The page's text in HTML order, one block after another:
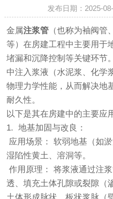
发布日期：2025-
金属注浆管 （也称为袖阀
等）在房建工程中主要用于
堵漏和沉降控制等关键环节
中注入浆液（水泥浆、化学
物理力学性能，从而解决地
耐久性。
以下是其在房建中的主要应
1. 地基加固与改良：
应用场景： 软弱地基（如
湿陷性黄土、溶洞等。
作用原理： 将浆液通过注
透、填充土体孔隙或裂隙（